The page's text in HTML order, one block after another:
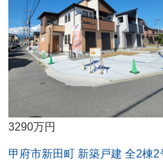
3290万円
甲府市新田町 新築戸建 全2棟